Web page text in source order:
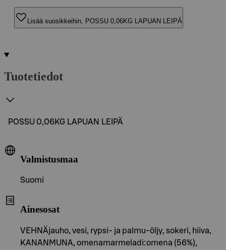
Lisää suosikkeihin, POSSU 0,06KG LAPUAN LEIPÄ
Tuotetiedot
POSSU 0,06KG LAPUAN LEIPÄ
Valmistusmaa
Suomi
Ainesosat
VEHNÄjauho, vesi, rypsi- ja palmu-öljy, sokeri, hiiva,
KANANMUNA, omenamarmeladi:omena (56%),